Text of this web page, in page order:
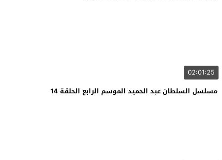
02:01:25
مسلسل السلطان عبد الحميد الموسم الرابع الحلقة 14